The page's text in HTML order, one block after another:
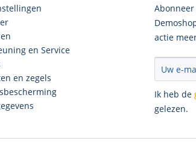
en Service
en zegels
actie
Ik heb de
gelezen.